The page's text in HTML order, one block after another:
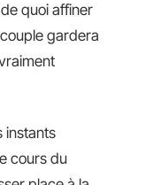
quoi affiner
gardera
instants
cours du